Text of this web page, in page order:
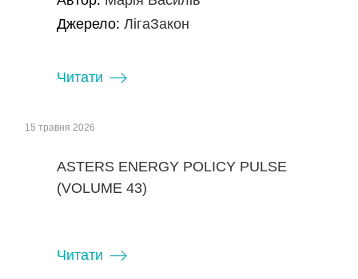
Джерело:ЛігаЗакон
Читати
15 травня 2026
ASTERS ENERGY POLICY PULSE
(VOLUME 43)
Читати